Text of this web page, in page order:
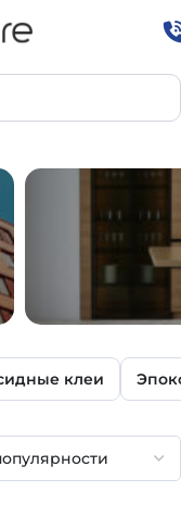
грунт-эмали
ДОМ И
клеи